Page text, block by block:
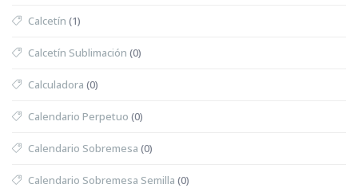
Calcetín (1)
Calcetín Sublimación (0)
Calculadora (0)
Calendario Perpetuo (0)
Calendario Sobremesa (0)
Calendario Sobremesa Semilla (0)